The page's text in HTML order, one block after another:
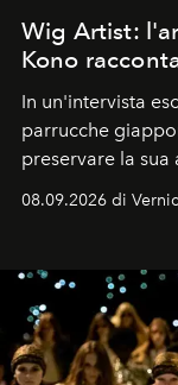
Wig Artist:
Kono
In un'intervista
parrucche
preservare la
08.09.2026 di